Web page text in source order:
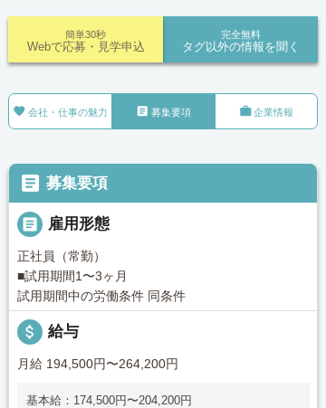
完全無料
タグ以外の情報を聞く
簡単30秒
Webで応募・見学申込
 会社・仕事の魅力  募集要項 企業情報
 募集要項
 雇用形態
正社員（常勤）
■試用期間1〜3ヶ月
試用期間中の労働条件 同条件
attach_money 給与
月給 194,500円〜264,200円
基本給：174,500円〜204,200円